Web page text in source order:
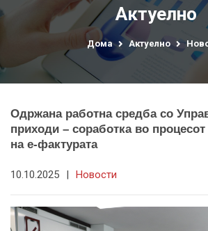
Актуелно
Дома Актуелно
Одржана работна средба со
приходи – соработка во
на е-фактурата
10.10.2025 | Новости